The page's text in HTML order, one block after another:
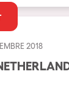
do Brasil
the river
2018